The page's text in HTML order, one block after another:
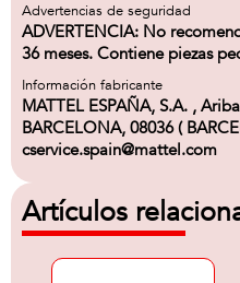
Advertencias de seguridad
ADVERTENCIA: No
36 meses. Contiene piezas
Información fabricante
MATTEL ESPAÑA, S.A. ,
BARCELONA, 08036 (
cservice.spain@mattel.com
Artículos